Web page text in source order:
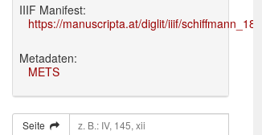
IIIF Manifest:
https://manuscripta.at/diglit/iiif/
Metadaten:
METS
Seite